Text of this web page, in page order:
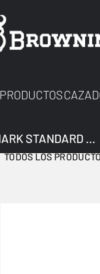
PRODUCTOS
TODOS LOS
BUCK MARK STANDARD STAINLESS URX